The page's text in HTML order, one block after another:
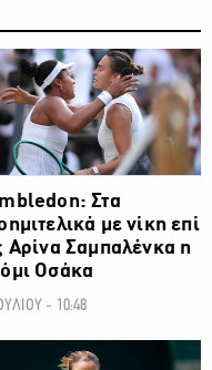
ΑΛΛΑ ΣΠΟΡ
Στα
με νίκη επί
Αρίνα Σαμπαλένκα η
Οσάκα
- 10:48